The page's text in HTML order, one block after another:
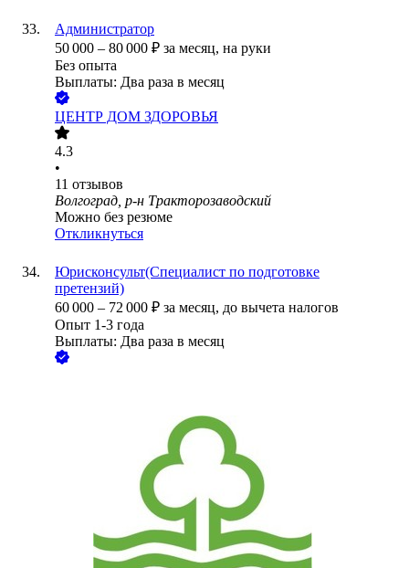
Администратор
50 000 – 80 000 ₽ за месяц, на руки
Без опыта
Выплаты: Два раза в месяц
ЦЕНТР ДОМ ЗДОРОВЬЯ
4.3
•
11 отзывов
Волгоград, р-н Тракторозаводский
Можно без резюме
Откликнуться
Юрисконсульт(Специалист по подготовке
претензий)
60 000 – 72 000 ₽ за месяц, до вычета налогов
Опыт 1-3 года
Выплаты: Два раза в месяц